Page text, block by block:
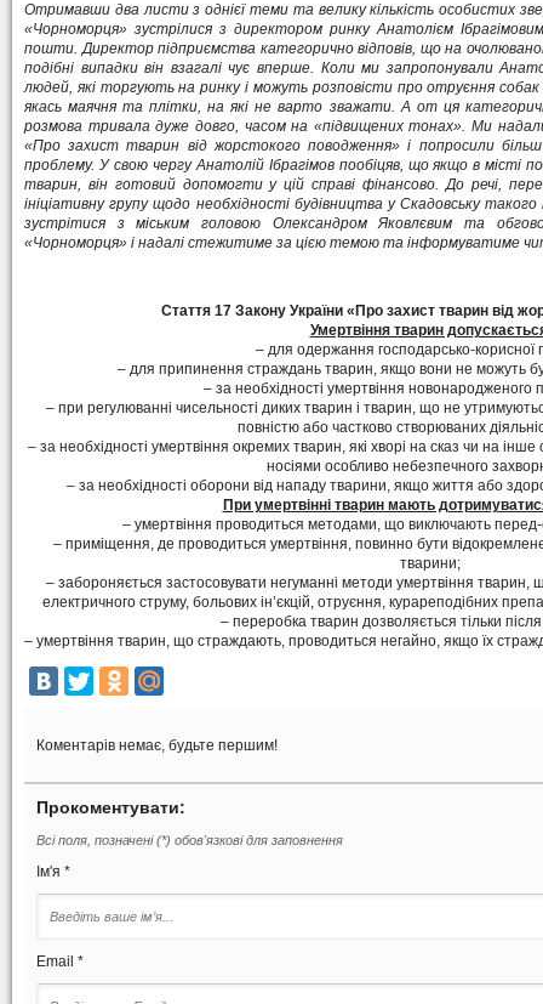
Отримавши два листи з однієї теми та велику кількість особистих
«Чорноморця» зустрілися з директором ринку Анатолієм
пошти. Директор підприємства категорично відповів, що на
подібні випадки він взагалі чує вперше. Коли ми запропонували
людей, які торгують на ринку і можуть розповісти про отруєння собак
якась маячня та плітки, на які не варто зважати. А от ця
розмова тривала дуже довго, часом на «підвищених тонах». Ми
«Про захист тварин від жорстокого поводження» і попросили
проблему. У свою чергу Анатолій Ібрагімов пообіцяв, що якщо в місті
тварин, він готовий допомогти у цій справі фінансово. До речі,
ініціативну групу щодо необхідності будівництва у Скадовську
зустрітися з міським головою Олександром Яковлєвим та
«Чорноморця» і надалі стежитиме за цією темою та інформуватиме
Стаття 17 Закону України «Про захист тварин від
Умертвіння тварин
– для одержання господарсько-корисної
– для припинення страждань тварин, якщо вони не можуть
– за необхідності умертвіння новонародженого
– при регулюванні чисельності диких тварин і тварин, що не
повністю або частково створюваних
– за необхідності умертвіння окремих тварин, які хворі на сказ чи на
носіями особливо небезпечного
– за необхідності оборони від нападу тварини, якщо життя або
При умертвінні тварин мають
– умертвіння проводиться методами, що виключають
– приміщення, де проводиться умертвіння, повинно бути
тварини;
– забороняється застосовувати негуманні методи умертвіння тварин,
електричного струму, больових ін’єкцій, отруєння, курареподібних
– переробка тварин дозволяється тільки після
– умертвіння тварин, що страждають, проводиться негайно, якщо їх
Коментарів немає, будьте першим!
Прокоментувати:
Всі поля, позначені (*) обов'язкові для заповнення
Ім'я *
Email *